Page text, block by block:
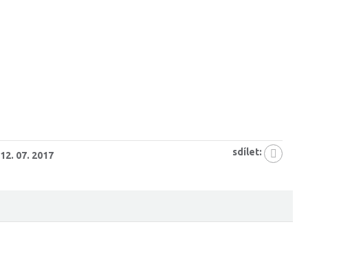
12. 07. 2017 sdílet: